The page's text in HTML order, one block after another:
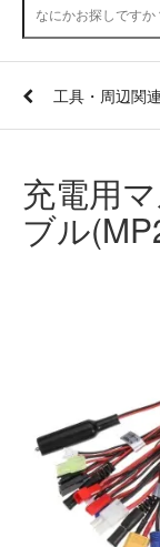
工具・周辺関連
充電用
ブル